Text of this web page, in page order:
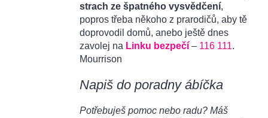
strach ze špatného vysvědčení,
popros třeba někoho z prarodičů, aby tě
doprovodil domů, anebo ještě dnes
zavolej na Linku bezpečí – 116 111.
Mourrison
Napiš do poradny ábíčka
Potřebuješ pomoc nebo radu? Máš